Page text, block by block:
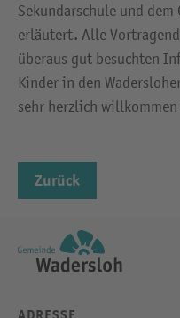
Sekundarschule und
erläutert. Alle
überaus gut besuchten
Kinder in den
sehr herzlich
Zurück